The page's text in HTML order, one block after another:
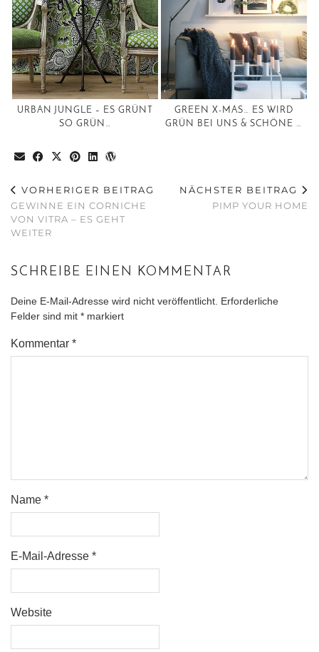
URBAN JUNGLE – ES GRÜNT
SO GRÜN…
GREEN X-MAS… ES WIRD
GRÜN BEI UNS & SCHÖNE …
VORHERIGER BEITRAG
GEWINNE EIN CORNICHE
VON VITRA – ES GEHT
WEITER
NÄCHSTER BEITRAG
PIMP YOUR HOME
SCHREIBE EINEN KOMMENTAR
Deine E-Mail-Adresse wird nicht veröffentlicht. Erforderliche
Felder sind mit * markiert
Kommentar *
Name *
E-Mail-Adresse *
Website